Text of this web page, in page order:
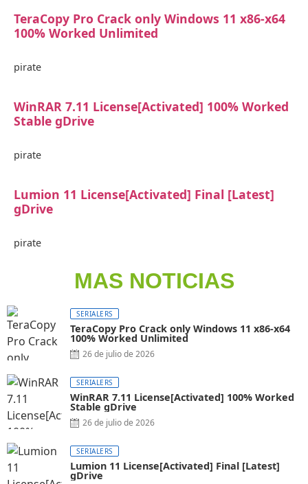
TeraCopy Pro Crack only Windows 11 x86-x64
100% Worked Unlimited
pirate
WinRAR 7.11 License[Activated] 100% Worked
Stable gDrive
pirate
Lumion 11 License[Activated] Final [Latest]
gDrive
pirate
MAS NOTICIAS
SERIALERS
TeraCopy Pro Crack only Windows 11 x86-x64
100% Worked Unlimited
26 de julio de 2026
SERIALERS
WinRAR 7.11 License[Activated] 100% Worked
Stable gDrive
26 de julio de 2026
SERIALERS
Lumion 11 License[Activated] Final [Latest]
gDrive